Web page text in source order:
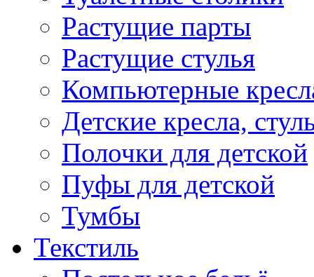
Растущие парты
Растущие стулья
Компьютерные
Детские кресла,
Полочки для детской
Пуфы для детской
Тумбы
Текстиль